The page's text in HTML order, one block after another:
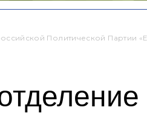
Политической Партии